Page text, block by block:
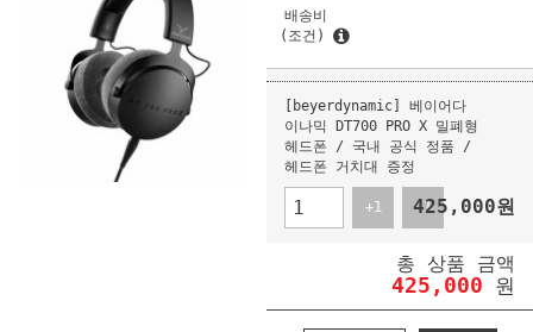
배송비
(조건)
[beyerdynamic] 베이어다
이나믹 DT700 PRO X 밀폐형
헤드폰 / 국내 공식 정품 /
헤드폰 거치대 증정
+1 -1
425,000원
총 상품 금액
425,000 원